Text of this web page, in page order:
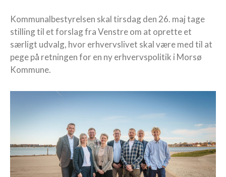
Kommunalbestyrelsen skal tirsdag den 26. maj tage
stilling til et forslag fra Venstre om at oprette et
særligt udvalg, hvor erhvervslivet skal være med til at
pege på retningen for en ny erhvervspolitik i Morsø
Kommune.